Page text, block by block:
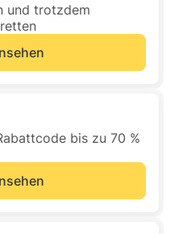
und trotzdem
bis zu 70 %